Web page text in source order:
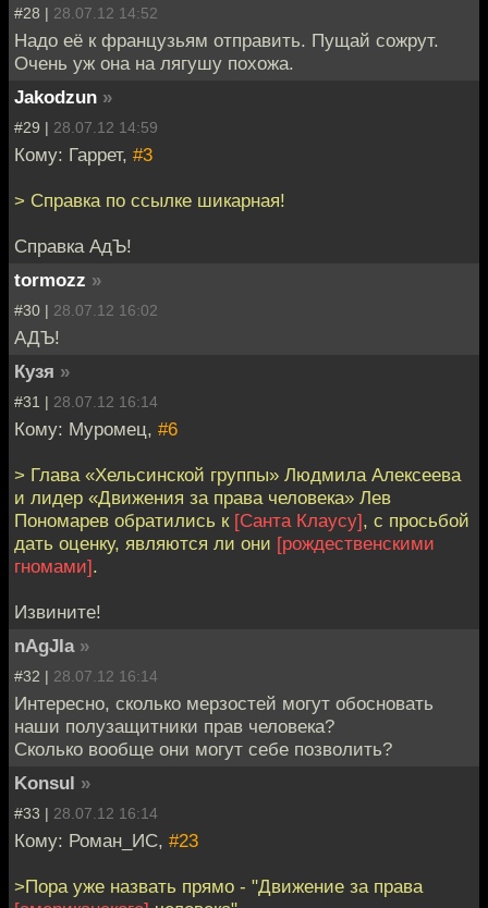
#28 | 28.07.12 14:52
Надо её к французьям отправить. Пущай сожрут.
Очень уж она на лягушу похожа.
Jakodzun »
#29 | 28.07.12 14:59
Кому: Гаррет, #3
> Справка по ссылке шикарная!
Справка АдЪ!
tormozz »
#30 | 28.07.12 16:02
АДЪ!
Кузя »
#31 | 28.07.12 16:14
Кому: Муромец, #6
> Глава «Хельсинской группы» Людмила Алексеева
и лидер «Движения за права человека» Лев
Пономарев обратились к [Санта Клаусу], с просьбой
дать оценку, являются ли они [рождественскими
гномами].
Извините!
nAgJIa »
#32 | 28.07.12 16:14
Интересно, сколько мерзостей могут обосновать
наши полузащитники прав человека?
Сколько вообще они могут себе позволить?
Konsul »
#33 | 28.07.12 16:14
Кому: Роман_ИС, #23
>Пора уже назвать прямо - "Движение за права